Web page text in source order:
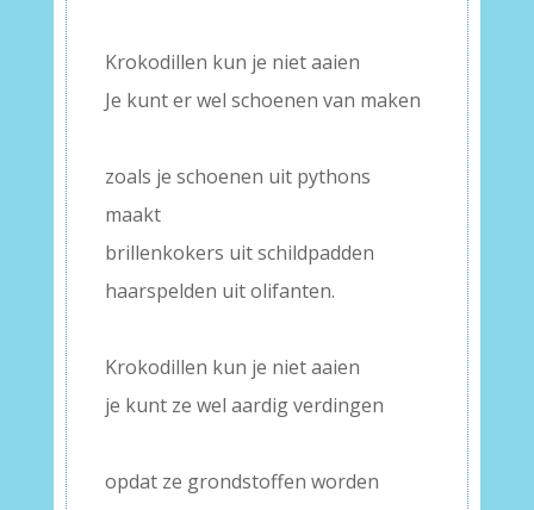
Krokodillen kun je niet aaien
Je kunt er wel schoenen van maken
zoals je schoenen uit pythons
maakt
brillenkokers uit schildpadden
haarspelden uit olifanten.
Krokodillen kun je niet aaien
je kunt ze wel aardig verdingen
opdat ze grondstoffen worden